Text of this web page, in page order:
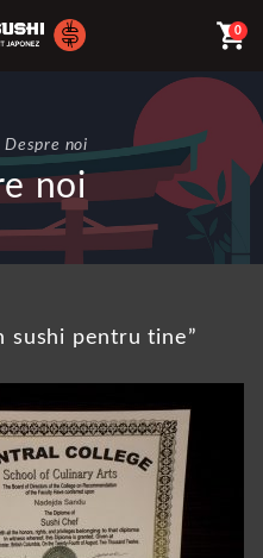
0
shopping_cart
Despre noi
noi
sushi pentru tine”